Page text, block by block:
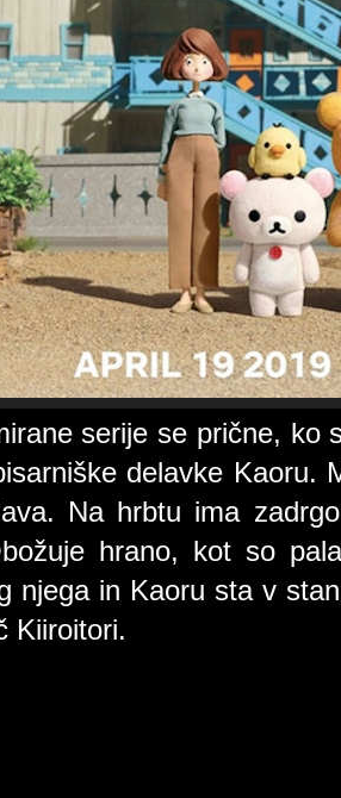
serije se prične, ko
delavke Kaoru.
Na hrbtu ima
hrano, kot so
njega in Kaoru sta v
Kiiroitori.